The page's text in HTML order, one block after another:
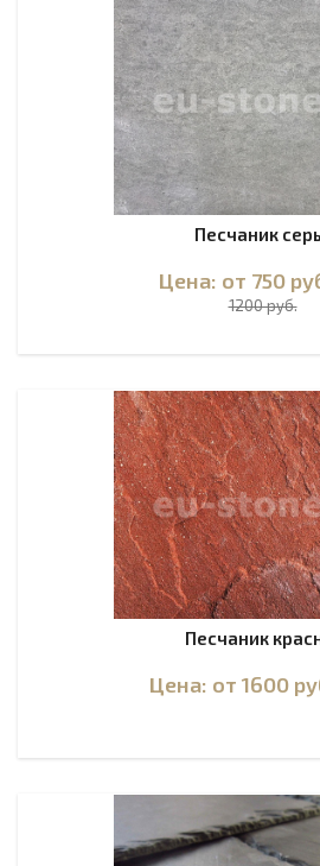
Песчаник
Цена: от 750
1200 руб.
Песчаник
Цена: от 1600